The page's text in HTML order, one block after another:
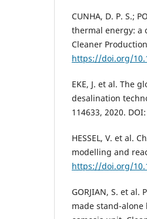
CUNHA, D. P. S.;
thermal energy: a
Cleaner
https://doi.org/
EKE, J. et al. The
desalination
114633, 2020. DOI:
HESSEL, V. et al.
modelling and
https://doi.org/
GORJIAN, S. et
made stand-